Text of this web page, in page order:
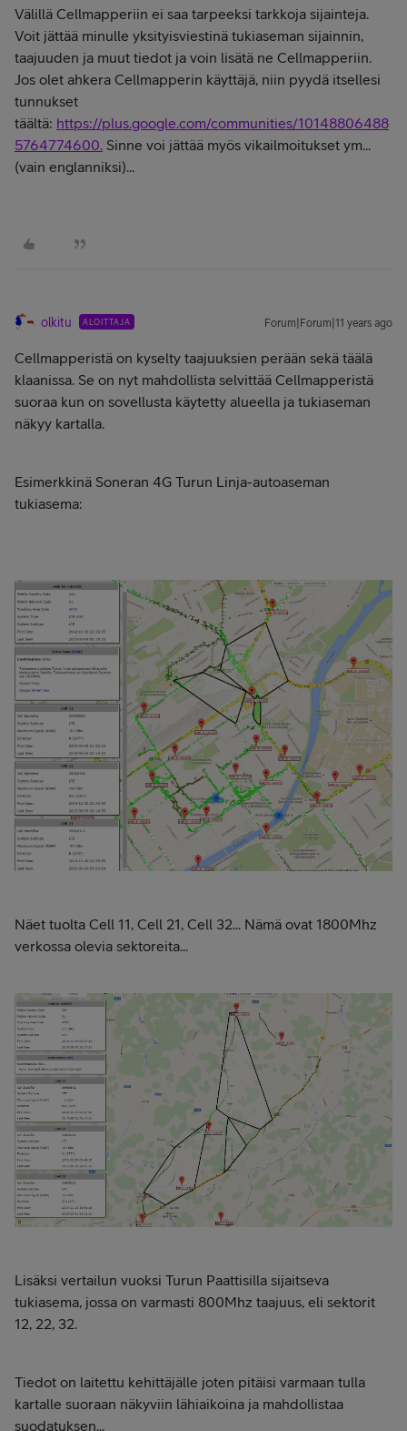
Välillä Cellmapperiin ei saa tarpeeksi tarkkoja sijainteja.
Voit jättää minulle yksityisviestinä tukiaseman sijainnin,
taajuuden ja muut tiedot ja voin lisätä ne Cellmapperiin.
Jos olet ahkera Cellmapperin käyttäjä, niin pyydä itsellesi
tunnukset
täältä: https://plus.google.com/communities/10148806488
5764774600. Sinne voi jättää myös vikailmoitukset ym...
(vain englanniksi)...
olkitu ALOITTAJA Forum|Forum|11 years ago
Cellmapperistä on kyselty taajuuksien perään sekä täälä
klaanissa. Se on nyt mahdollista selvittää Cellmapperistä
suoraa kun on sovellusta käytetty alueella ja tukiaseman
näkyy kartalla.
Esimerkkinä Soneran 4G Turun Linja-autoaseman
tukiasema:
Näet tuolta Cell 11, Cell 21, Cell 32... Nämä ovat 1800Mhz
verkossa olevia sektoreita...
Lisäksi vertailun vuoksi Turun Paattisilla sijaitseva
tukiasema, jossa on varmasti 800Mhz taajuus, eli sektorit
12, 22, 32.
Tiedot on laitettu kehittäjälle joten pitäisi varmaan tulla
kartalle suoraan näkyviin lähiaikoina ja mahdollistaa
suodatuksen...